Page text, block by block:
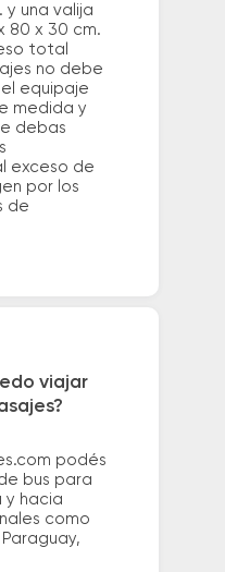
y una valija
80 x 30 cm.
total
no debe
el equipaje
medida y
debas
exceso de
por los
de
viajar
podés
bus para
y hacia
como
Paraguay,